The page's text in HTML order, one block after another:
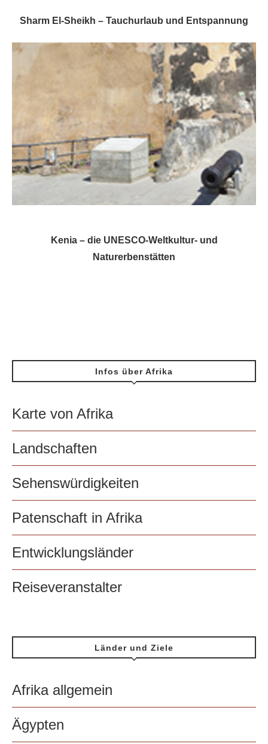
Sharm El-Sheikh – Tauchurlaub und Entspannung
Kenia – die UNESCO-Weltkultur- und
Naturerbenstätten
Infos über Afrika
Karte von Afrika
Landschaften
Sehenswürdigkeiten
Patenschaft in Afrika
Entwicklungsländer
Reiseveranstalter
Länder und Ziele
Afrika allgemein
Ägypten